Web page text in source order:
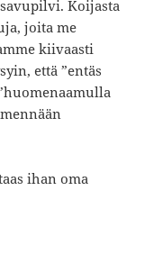
Koijasta
joita me
kiivaasti
että ”entäs
ihan oma